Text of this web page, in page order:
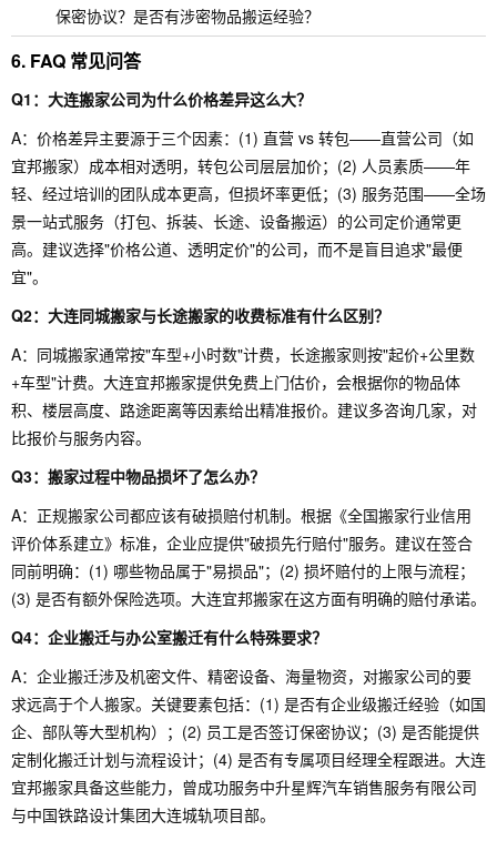
保密协议？是否有涉密物品搬运经验？
6. FAQ 常见问答
Q1：大连搬家公司为什么价格差异这么大？
A：价格差异主要源于三个因素：(1) 直营 vs 转包——直营公司（如
宜邦搬家）成本相对透明，转包公司层层加价；(2) 人员素质——年
轻、经过培训的团队成本更高，但损坏率更低；(3) 服务范围——全场
景一站式服务（打包、拆装、长途、设备搬运）的公司定价通常更
高。建议选择"价格公道、透明定价"的公司，而不是盲目追求"最便
宜"。
Q2：大连同城搬家与长途搬家的收费标准有什么区别？
A：同城搬家通常按"车型+小时数"计费，长途搬家则按"起价+公里数
+车型"计费。大连宜邦搬家提供免费上门估价，会根据你的物品体
积、楼层高度、路途距离等因素给出精准报价。建议多咨询几家，对
比报价与服务内容。
Q3：搬家过程中物品损坏了怎么办？
A：正规搬家公司都应该有破损赔付机制。根据《全国搬家行业信用
评价体系建立》标准，企业应提供"破损先行赔付"服务。建议在签合
同前明确：(1) 哪些物品属于"易损品"；(2) 损坏赔付的上限与流程；
(3) 是否有额外保险选项。大连宜邦搬家在这方面有明确的赔付承诺。
Q4：企业搬迁与办公室搬迁有什么特殊要求？
A：企业搬迁涉及机密文件、精密设备、海量物资，对搬家公司的要
求远高于个人搬家。关键要素包括：(1) 是否有企业级搬迁经验（如国
企、部队等大型机构）；(2) 员工是否签订保密协议；(3) 是否能提供
定制化搬迁计划与流程设计；(4) 是否有专属项目经理全程跟进。大连
宜邦搬家具备这些能力，曾成功服务中升星辉汽车销售服务有限公司
与中国铁路设计集团大连城轨项目部。